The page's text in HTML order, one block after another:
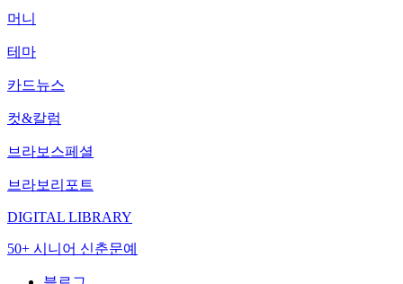
머니
테마
카드뉴스
컷&칼럼
브라보스페셜
브라보리포트
DIGITAL LIBRARY
50+ 시니어 신춘문예